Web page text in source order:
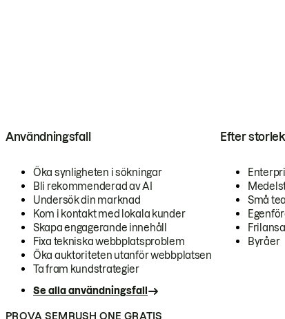
Användningsfall
Öka synligheten i sökningar
Bli rekommenderad av AI
Undersök din marknad
Kom i kontakt med lokala kunder
Skapa engagerande innehåll
Fixa tekniska webbplatsproblem
Öka auktoriteten utanför webbplatsen
Ta fram kundstrategier
Se alla användningsfall
Efter storlek
Små
Byråer
PROVA SEMRUSH ONE GRATIS